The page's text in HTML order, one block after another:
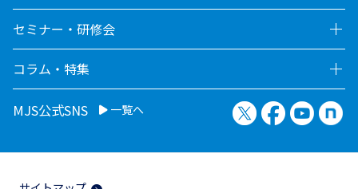
セミナー・研修会
コラム・特集
MJS公式SNS 一覧へ X（旧Twitter）
Facebook